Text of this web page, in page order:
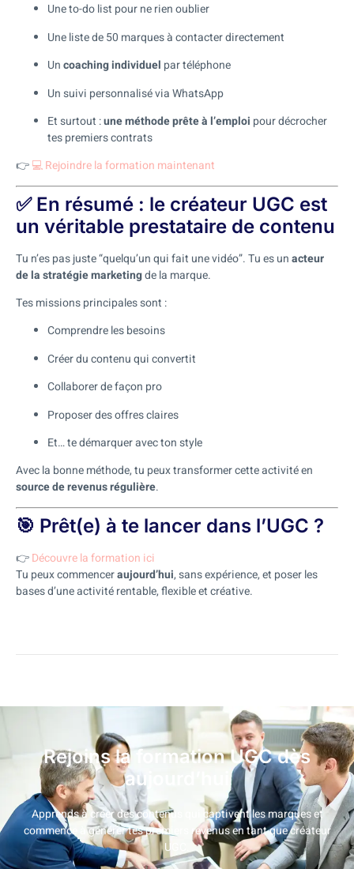
Une to-do list pour ne rien oublier
Une liste de 50 marques à contacter directement
Uncoaching individuel par téléphone
Un suivi personnalisé via WhatsApp
Et surtout :une méthode prête à l’emploi pour décrocher
tes premiers contrats
👉💻 Rejoindre la formation maintenant
✅ En résumé : le créateur UGC est
un véritable prestataire de contenu
Tu n’es pas juste “quelqu’un qui fait une vidéo”. Tu es unacteur
de la stratégie marketingde la marque.
Tes missions principales sont :
Comprendre les besoins
Créer du contenu qui convertit
Collaborer de façon pro
Proposer des offres claires
Et… te démarquer avec ton style
Avec la bonne méthode, tu peux transformer cette activité en
source de revenus régulière.
🎯 Prêt(e) à te lancer dans l’UGC ?
👉Découvre la formation ici
Tu peux commenceraujourd’hui, sans expérience, et poser les
bases d’une activité rentable, flexible et créative.
Rejoins la formation UGC dès
aujourd’hui
Apprends à créer des contenus qui captivent les marques et
commence à générer tes premiers revenus en tant que créateur
UGC.